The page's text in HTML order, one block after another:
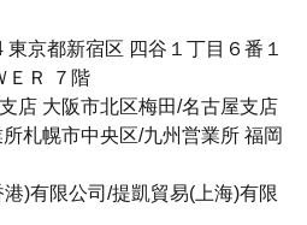
京都新宿区 四谷１丁目６番１
ＥＲ ７階
店 大阪市北区梅田/名古屋支店
札幌市中央区/九州営業所 福岡
)有限公司/提凱貿易(上海)有限